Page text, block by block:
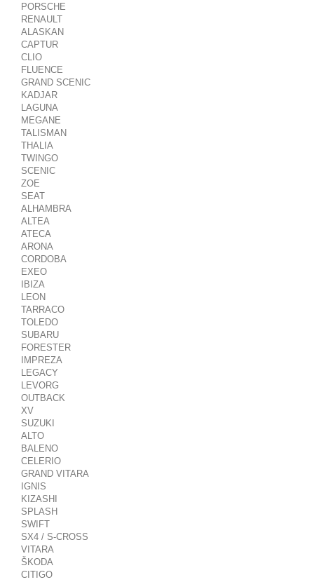
PORSCHE
RENAULT
ALASKAN
CAPTUR
CLIO
FLUENCE
GRAND SCENIC
KADJAR
LAGUNA
MEGANE
TALISMAN
THALIA
TWINGO
SCENIC
ZOE
SEAT
ALHAMBRA
ALTEA
ATECA
ARONA
CORDOBA
EXEO
IBIZA
LEON
TARRACO
TOLEDO
SUBARU
FORESTER
IMPREZA
LEGACY
LEVORG
OUTBACK
XV
SUZUKI
ALTO
BALENO
CELERIO
GRAND VITARA
IGNIS
KIZASHI
SPLASH
SWIFT
SX4 / S-CROSS
VITARA
ŠKODA
CITIGO